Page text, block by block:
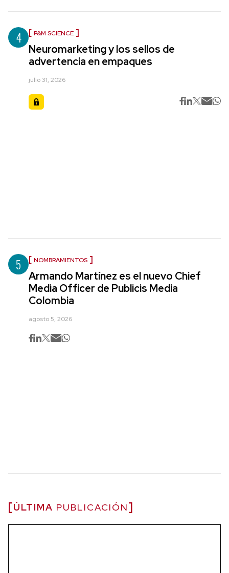
4 P&M SCIENCE
Neuromarketing y los sellos de
advertencia en empaques
julio 31, 2026
5 NOMBRAMIENTOS
Armando Martínez es el nuevo Chief
Media Officer de Publicis Media
Colombia
agosto 5, 2026
ÚLTIMA PUBLICACIÓN